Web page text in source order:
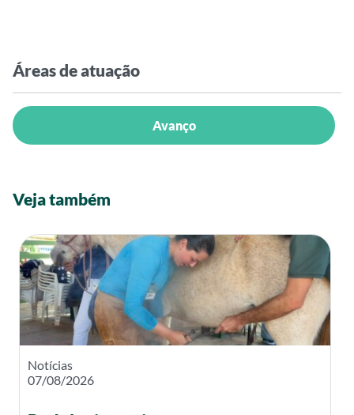
Áreas de atuação
Avanço
Veja também
Notícias
07/08/2026